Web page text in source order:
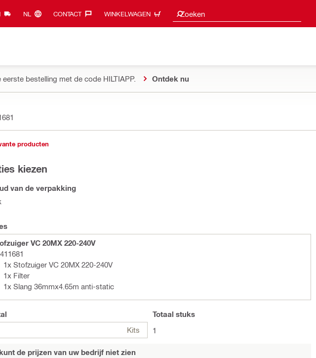
NL‎ CONTACT‎ WINKELWAGEN Zoeken
Zoeksuggesties
bestelling met de code HILTIAPP. Ontdek nu
producten
kiezen
van de verpakking
VC 20MX 220-240V
1x Stofzuiger VC 20MX 220-240V
1x Filter
1x Slang 36mmx4.65m anti-static
Kits
Totaal stuks
1
de prijzen van uw bedrijf niet zien